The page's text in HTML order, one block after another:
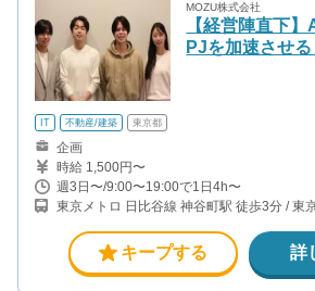
MOZU株式会社
【経営陣直下
PJを加速させ
IT 不動産/建築 東京都
企画
時給 1,500円〜
週3日〜/9:00〜19:00で1日4h〜
東京メトロ 日比谷線 神谷町駅 徒歩3分 / 東
キープする 詳